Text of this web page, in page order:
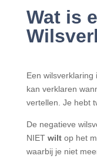
Wat is
Een
kan verklaren
vertellen. Je hebt
De negatieve
NIET wiltop het
waarbij je niet